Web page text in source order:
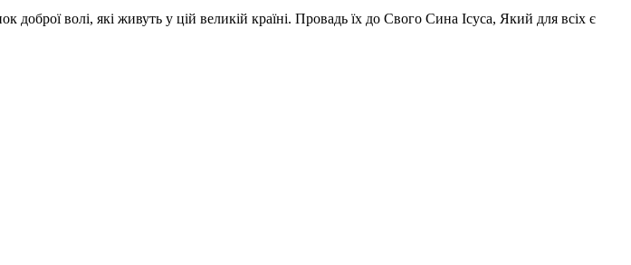
волі, які живуть у цій великій країні. Провадь їх до Свого Сина Ісуса, Який для всіх є